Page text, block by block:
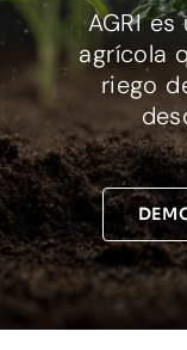
COMUNIDAD AGRI
PRUÉBALO GRATIS
AGRI
agrícola
riego